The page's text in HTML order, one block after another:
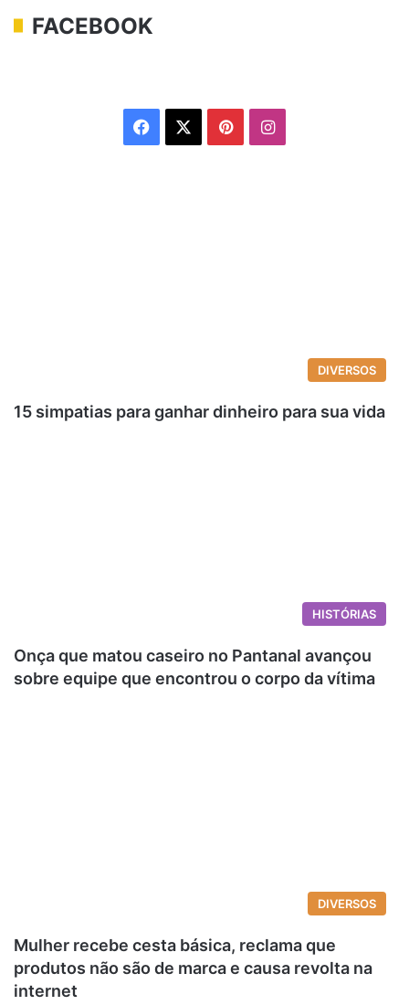
FACEBOOK
Facebook PinterestInstagram
DIVERSOS
15 simpatias para ganhar dinheiro para sua vida
HISTÓRIAS
Onça que matou caseiro no Pantanal avançou
sobre equipe que encontrou o corpo da vítima
DIVERSOS
Mulher recebe cesta básica, reclama que
produtos não são de marca e causa revolta na
internet